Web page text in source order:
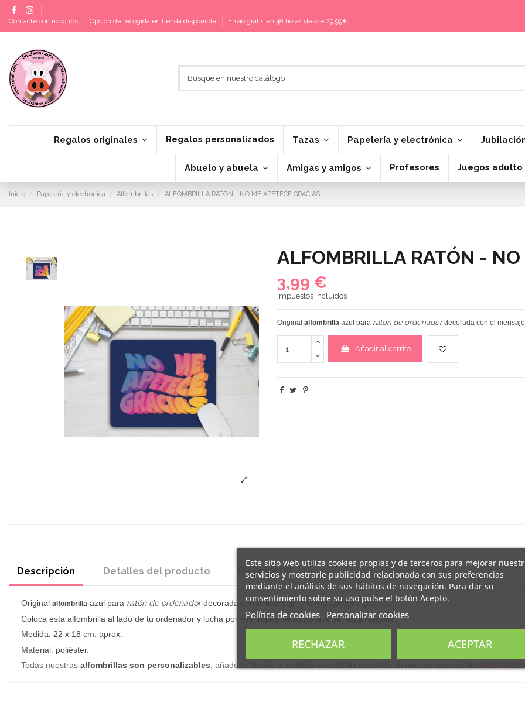
Contacte con nosotros Opción de recogida en tienda disponible Envío gratis en 48 horas desde 29,99€
Regalos originales Regalos personalizados Tazas Papelería y electrónica
Abuelo y abuela Amigas y amigos Profesores Juegos adulto
Inicio Papelería y electrónica Alfombrillas ALFOMBRILLA RATÓN - NO ME APETECE GRACIAS
ALFOMBRILLA RATÓN - NO
3,99 €
Impuestos incluidos
Original alfombrillaazul para ratón de ordenadordecorada con el
Añadir al carrito
Descripción Detalles del producto Reseñas (0)
Original alfombrilla azul para ratón de ordenadordecorada con el mensaje "no me apetece gracias".
Coloca esta alfombrilla al lado de tu ordenador y lucha por ese imposible hasta que se haga realidad.
Medida: 22 x 18 cm. aprox.
Material: poliéster.
Todas nuestras alfombrillas son personalizables , añade tu diseño o modifica uno de los nuestros en nuestra sección de
Este sitio web utiliza cookies propias y de terceros para mejorar
servicios y mostrarle publicidad relacionada con sus preferencias
mediante el análisis de sus hábitos de navegación. Para dar su
consentimiento sobre su uso pulse el botón Acepto.
Política de cookies Personalizar cookies
RECHAZAR ACEPTAR